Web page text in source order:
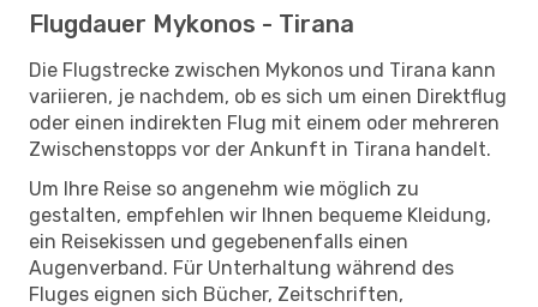
Flugdauer Mykonos - Tirana
Die Flugstrecke zwischen Mykonos und Tirana kann
variieren, je nachdem, ob es sich um einen Direktflug
oder einen indirekten Flug mit einem oder mehreren
Zwischenstopps vor der Ankunft in Tirana handelt.
Um Ihre Reise so angenehm wie möglich zu
gestalten, empfehlen wir Ihnen bequeme Kleidung,
ein Reisekissen und gegebenenfalls einen
Augenverband. Für Unterhaltung während des
Fluges eignen sich Bücher, Zeitschriften,